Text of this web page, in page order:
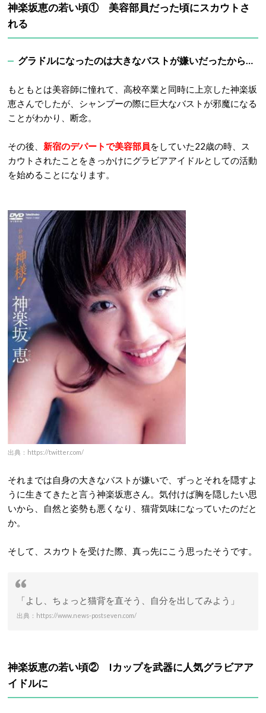
神楽坂恵の若い頃① 美容部員だった頃にスカウトさ
れる
グラドルになったのは大きなバストが嫌いだったから…
もともとは美容師に憧れて、高校卒業と同時に上京した神楽坂
恵さんでしたが、シャンプーの際に巨大なバストが邪魔になる
ことがわかり、断念。
その後、 新宿のデパートで美容部員をしていた22歳の時、ス
カウトされたことをきっかけにグラビアアイドルとしての活動
を始めることになります。
出典：https://twitter.com/
それまでは自身の大きなバストが嫌いで、ずっとそれを隠すよ
うに生きてきたと言う神楽坂恵さん。気付けば胸を隠したい思
いから、自然と姿勢も悪くなり、猫背気味になっていたのだと
か。
そして、スカウトを受けた際、真っ先にこう思ったそうです。
「よし、ちょっと猫背を直そう、自分を出してみよう」
出典：https://www.news-postseven.com/
神楽坂恵の若い頃② Iカップを武器に人気グラビアア
イドルに